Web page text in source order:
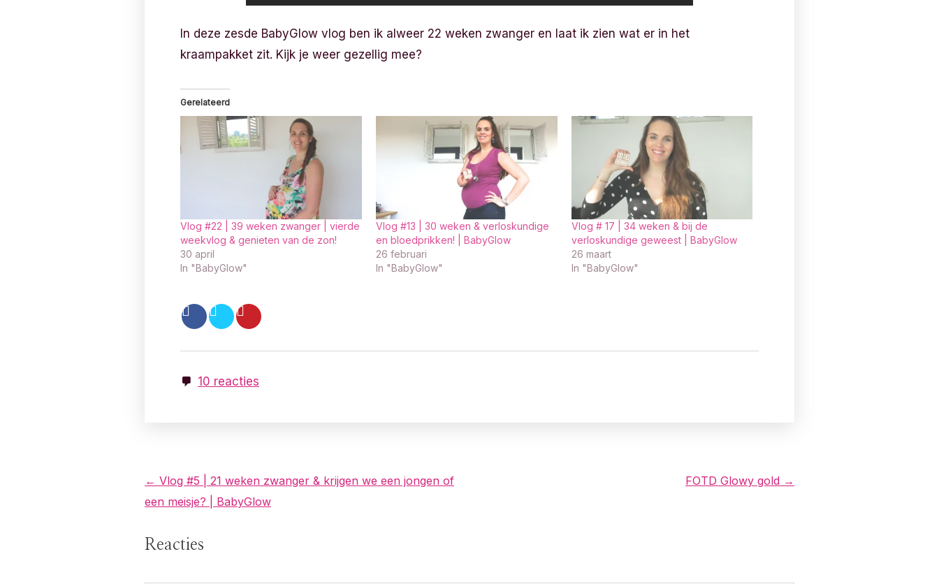
In deze zesde BabyGlow vlog ben ik alweer 22 weken zwanger en laat ik zien wat er in het
kraampakket zit. Kijk je weer gezellig mee?
Gerelateerd
Vlog #22 | 39 weken zwanger | vierde
weekvlog & genieten van de zon!
30 april
In "BabyGlow"
Vlog #13 | 30 weken & verloskundige
en bloedprikken! | BabyGlow
26 februari
In "BabyGlow"
Vlog # 17 | 34 weken & bij de
verloskundige geweest | BabyGlow
26 maart
In "BabyGlow"
10 reacties
B
e
r
← Vlog #5 | 21 weken zwanger & krijgen we een jongen of
een meisje? | BabyGlow
FOTD Glowy gold →
Reacties